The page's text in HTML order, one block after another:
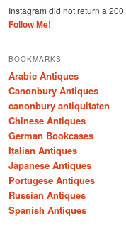
Instagram did not return a 200.
Follow Me!
BOOKMARKS
Arabic Antiques
Canonbury Antiques
canonbury antiquitaten
Chinese Antiques
German Bookcases
Italian Antiques
Japanese Antiques
Portugese Antiques
Russian Antiques
Spanish Antiques